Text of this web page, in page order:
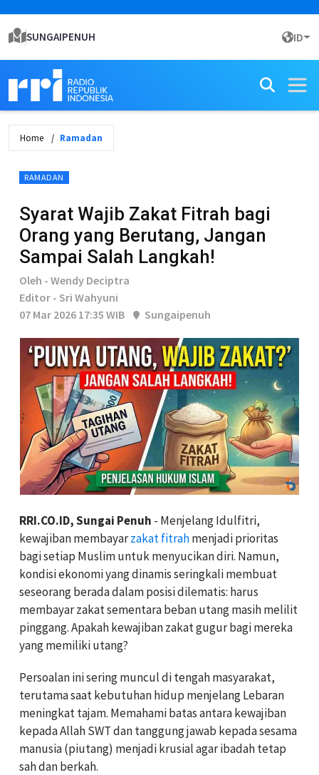
SUNGAIPENUH ID
Home Ramadan
RAMADAN
Syarat Wajib Zakat Fitrah bagi
Orang yang Berutang, Jangan
Sampai Salah Langkah!
Oleh - Wendy Deciptra
Editor - Sri Wahyuni
07 Mar 2026 17:35 WIB
Sungaipenuh
RRI.CO.ID, Sungai Penuh - Menjelang Idulfitri,
kewajiban membayarzakat fitrahmenjadi prioritas
bagi setiap Muslim untuk menyucikan diri. Namun,
kondisi ekonomi yang dinamis seringkali membuat
seseorang berada dalam posisi dilematis: harus
membayar zakat sementara beban utang masih melilit
pinggang. Apakah kewajiban zakat gugur bagi mereka
yang memiliki utang?
Persoalan ini sering muncul di tengah masyarakat,
terutama saat kebutuhan hidup menjelang Lebaran
meningkat tajam. Memahami batas antara kewajiban
kepada Allah SWT dan tanggung jawab kepada sesama
manusia (piutang) menjadi krusial agar ibadah tetap
sah dan berkah.